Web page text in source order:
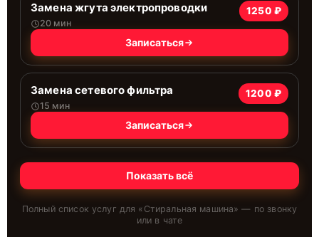
Замена жгута электропроводки
20 мин
1250 ₽
Записаться
Замена сетевого фильтра
15 мин
1200 ₽
Записаться
Показать всё
Полный список услуг для « Стиральная машина» — по звонку
или в чате